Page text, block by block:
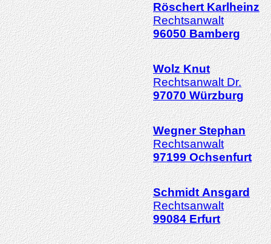
Röschert Karlheinz
Rechtsanwalt
96050 Bamberg
Wolz Knut
Rechtsanwalt Dr.
97070 Würzburg
Wegner Stephan
Rechtsanwalt
97199 Ochsenfurt
Schmidt Ansgard
Rechtsanwalt
99084 Erfurt